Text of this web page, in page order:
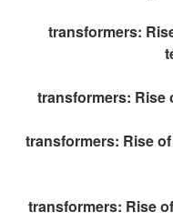
transformers:
transformers: Rise
transformers: Rise
transformers: Rise